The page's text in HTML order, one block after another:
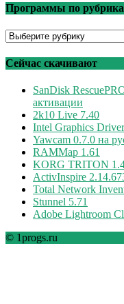
Программы по
Программы
рубрикам
Сейчас скачивают
SanDisk
активации
2k10 Live 7.40
Intel Graphics
Yawcam 0.7.0 на
RAMMap 1.61
KORG TRITON
ActivInspire
Total Network
Stunnel 5.71
Adobe Lightroom
© 1progs.ru